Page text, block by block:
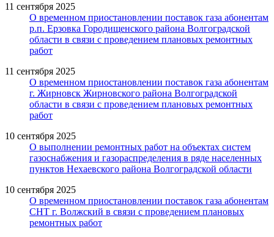
11 сентября 2025
О временном приостановлении поставок газа абонентам
р.п. Ерзовка Городищенского района Волгоградской
области в связи с проведением плановых ремонтных
работ
11 сентября 2025
О временном приостановлении поставок газа абонентам
г. Жирновск Жирновского района Волгоградской
области в связи с проведением плановых ремонтных
работ
10 сентября 2025
О выполнении ремонтных работ на объектах систем
газоснабжения и газораспределения в ряде населенных
пунктов Нехаевского района Волгоградской области
10 сентября 2025
О временном приостановлении поставок газа абонентам
СНТ г. Волжский в связи с проведением плановых
ремонтных работ